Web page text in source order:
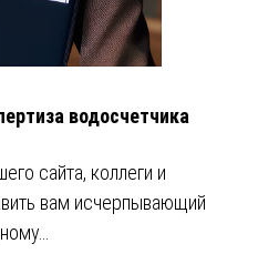
водосчетчика
сайта, коллеги и
вам исчерпывающий